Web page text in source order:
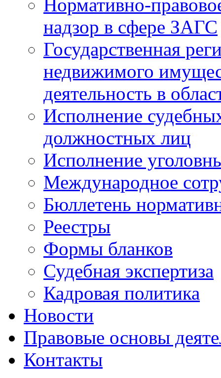
Нормативно-
надзор в сфере ЗАГС
Государственная
недвижимого
деятельность в
Исполнение
должностных лиц
Исполнение
Международное
Бюллетень
Реестры
Формы бланков
Судебная экспертиза
Кадровая политика
Новости
Правовые основы
Контакты